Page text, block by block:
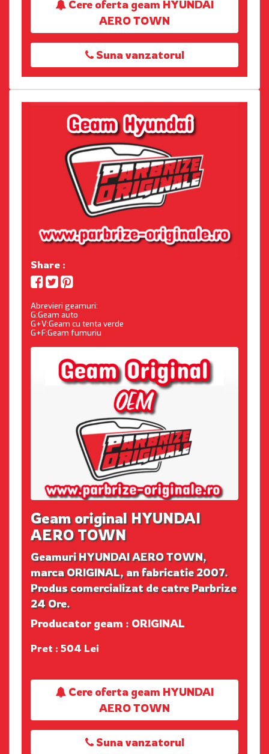
Cere oferta geam HYUNDAI
AERO TOWN
Suna vanzatorul
Share :
Abrevieri geamuri:
G:Geam auto
G+V:Geam cu tenta verde
G+F:Geam fumuriu
Geam original HYUNDAI
AERO TOWN
Geamuri HYUNDAI AERO TOWN,
marca ORIGINAL, an fabricatie 2007.
Produs comercializat de catre Parbrize
24 Ore.
Producator geam : ORIGINAL
Pret : 504 Lei
Cere oferta geam HYUNDAI
AERO TOWN
Suna vanzatorul